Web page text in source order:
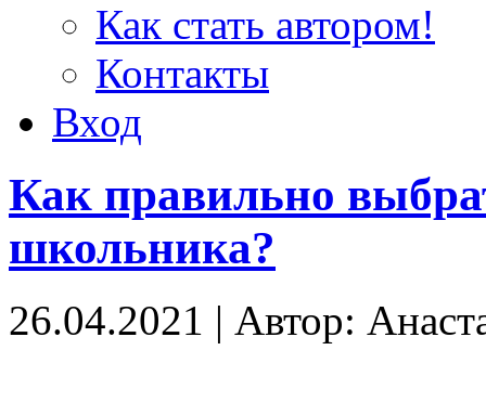
Как стать автором!
Контакты
Вход
Как правильно
школьника?
26.04.2021 | Автор: